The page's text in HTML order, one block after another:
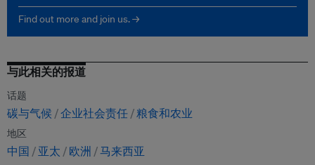
Find out more and join us. →
与此相关的报道
话题
碳与气候 企业社会责任 粮食和农业
地区
中国 亚太 欧洲 马来西亚